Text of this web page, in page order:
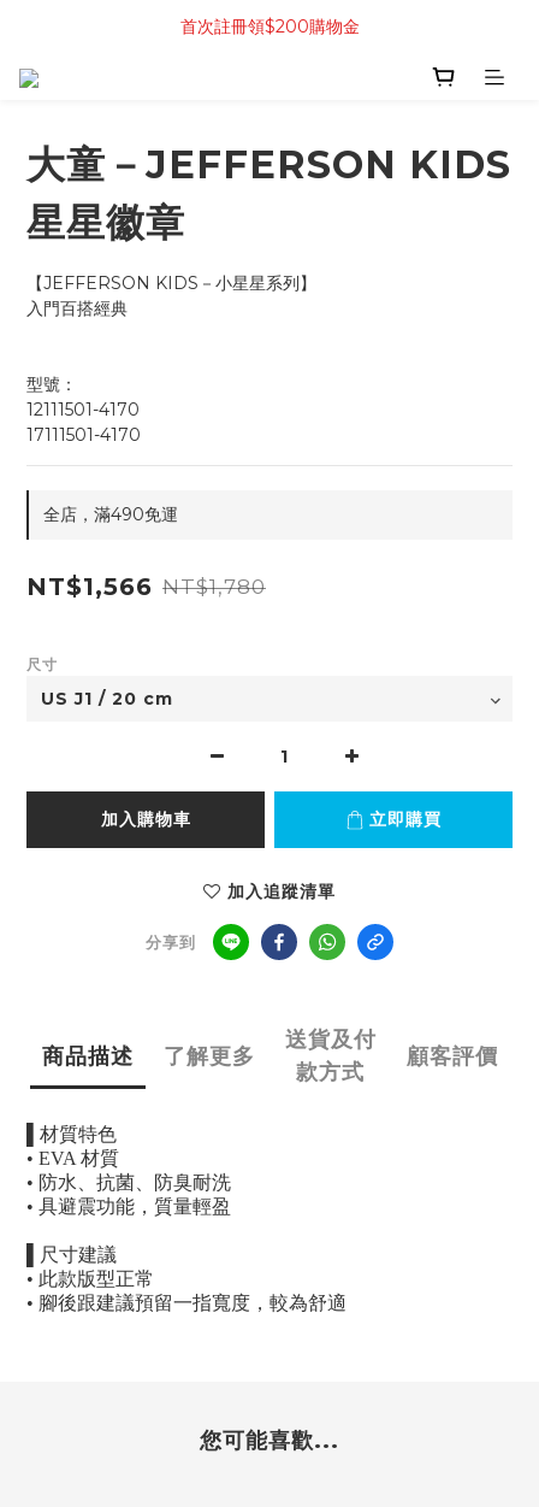
首次註冊領$200購物金
大童－JEFFERSON KIDS
星星徽章
【JEFFERSON KIDS－小星星系列】
入門百搭經典
型號：
12111501-4170
17111501-4170
全店，滿490免運
NT$1,566 NT$1,780
尺寸
加入購物車 立即購買
加入追蹤清單
分享到
商品描述 了解更多
送貨及付
款方式
顧客評價
材質特色
• EVA 材質
• 防水、抗菌、防臭耐洗
• 具避震功能，質量輕盈
尺寸建議
• 此款版型正常
• 腳後跟建議預留一指寬度，較為舒適
您可能喜歡...